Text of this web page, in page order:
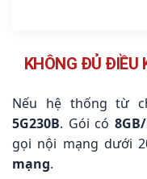
KHÔNG ĐỦ ĐIỀU
Nếu hệ thống từ
5G230B. Gói có
gọi nội mạng dưới
mạng.